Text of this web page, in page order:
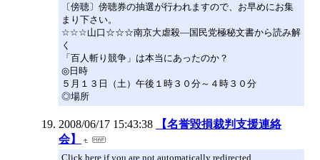
〔傍聴〕傍聴券の抽選が行われますので、お早めにお集
まり下さい。
☆☆☆山口☆☆☆南京大虐殺―国民党極秘文書から読み解
く
「百人斬り競争」は本当にあったのか？
◎日時
５月１３日（土）午後１時３０分～４時３０分
◎場所
2008/06/17 15:43:38
【名誉毀損裁判支援連絡
会】
Click here if you are not automatically redirected.